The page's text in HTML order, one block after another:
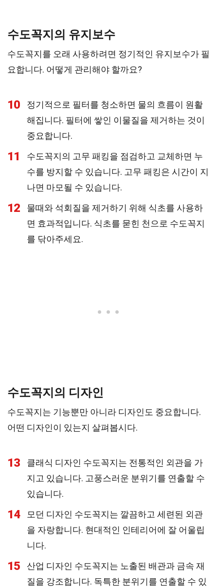
수도꼭지의 유지보수
수도꼭지를 오래 사용하려면 정기적인 유지보수가 필
요합니다. 어떻게 관리해야 할까요?
10
정기적으로 필터를 청소하면 물의 흐름이 원활
해집니다. 필터에 쌓인 이물질을 제거하는 것이
중요합니다.
11
수도꼭지의 고무 패킹을 점검하고 교체하면 누
수를 방지할 수 있습니다. 고무 패킹은 시간이 지
나면 마모될 수 있습니다.
12
물때와 석회질을 제거하기 위해 식초를 사용하
면 효과적입니다. 식초를 묻힌 천으로 수도꼭지
를 닦아주세요.
수도꼭지의 디자인
수도꼭지는 기능뿐만 아니라 디자인도 중요합니다.
어떤 디자인이 있는지 살펴봅시다.
13
클래식 디자인 수도꼭지는 전통적인 외관을 가
지고 있습니다. 고풍스러운 분위기를 연출할 수
있습니다.
14
모던 디자인 수도꼭지는 깔끔하고 세련된 외관
을 자랑합니다. 현대적인 인테리어에 잘 어울립
니다.
15
산업 디자인 수도꼭지는 노출된 배관과 금속 재
질을 강조합니다. 독특한 분위기를 연출할 수 있